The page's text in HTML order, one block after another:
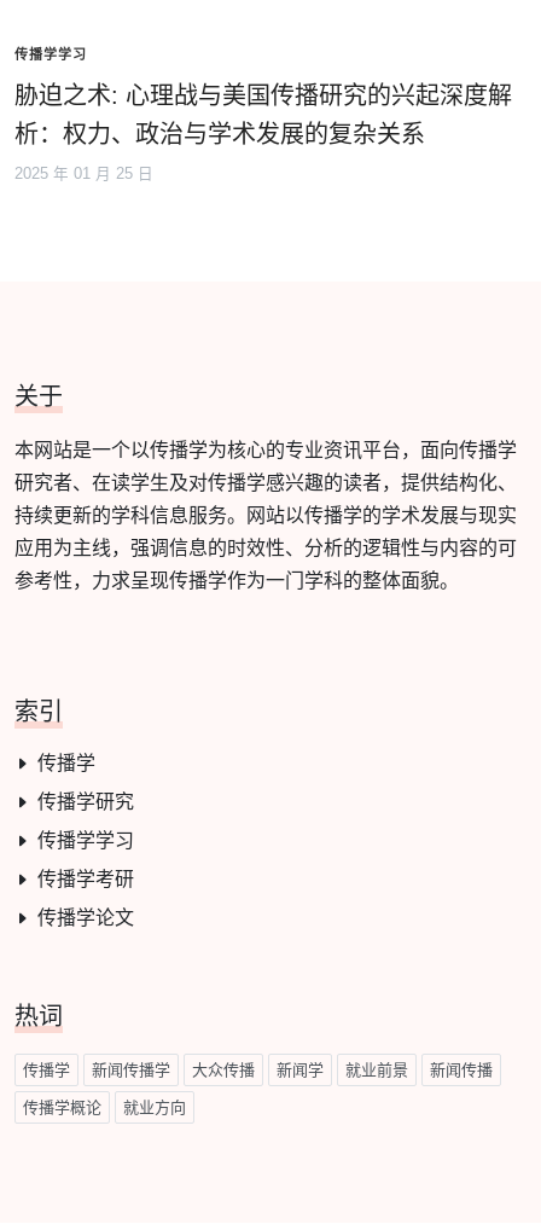
传播学学习
胁迫之术: 心理战与美国传播研究的兴起深度解
析：权力、政治与学术发展的复杂关系
2025 年 01 月 25 日
关于
本网站是一个以传播学为核心的专业资讯平台，面向传播学
研究者、在读学生及对传播学感兴趣的读者，提供结构化、
持续更新的学科信息服务。网站以传播学的学术发展与现实
应用为主线，强调信息的时效性、分析的逻辑性与内容的可
参考性，力求呈现传播学作为一门学科的整体面貌。
索引
传播学
传播学研究
传播学学习
传播学考研
传播学论文
热词
传播学 新闻传播学 大众传播 新闻学 就业前景 新闻传播
传播学概论 就业方向